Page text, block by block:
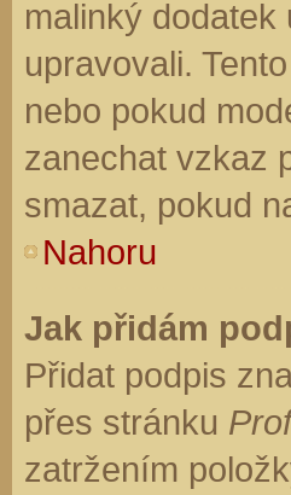
malinký
upravovali.
nebo pokud
zanechat vzkaz
smazat, pokud
Nahoru
Jak přidám
Přidat podpis
přes stránku
zatržením